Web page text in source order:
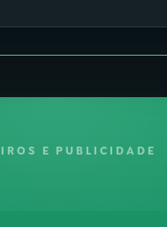
E PUBLICIDADE